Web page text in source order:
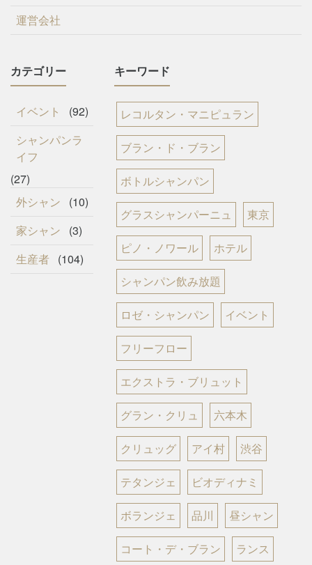
運営会社
カテゴリー
イベント
(92)
シャンパンラ
イフ
(27)
外シャン
(10)
家シャン
(3)
生産者 (104)
キーワード
レコルタン・マニピュラン
ブラン・ド・ブラン
ボトルシャンパン
グラスシャンパーニュ 東京
ピノ・ノワール ホテル
シャンパン飲み放題
ロゼ・シャンパン イベント
フリーフロー
エクストラ・ブリュット
グラン・クリュ 六本木
クリュッグ アイ村 渋谷
テタンジェ ビオディナミ
ボランジェ 品川 昼シャン
コート・デ・ブラン ランス